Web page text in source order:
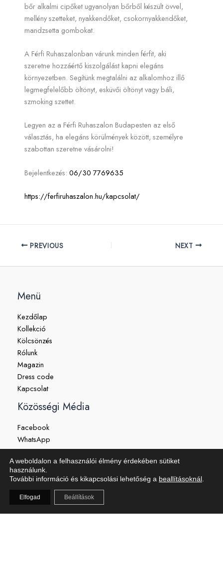
bőr alkalmi cipőket ugyanolyan bőrből készült övvel,
mellény szetteket, nyakkendőket, csokornyakkendőket,
mandzsetta gombokat.
A Férfi Ruhaszalonban várunk minden férfit, aki
szeretne hozzáértő kiszolgálást kapni elegáns
környezetben. Segítünk megtalálni az alkalomhoz illő
legmegfelelőbb öltönyt, esküvői öltönyt vagy báli,
szmoking szettet.
Legyen az a Férfi Ruhaszalon Budapesten az első
választás, ha elegáns körülmények között, személyre
szabottan szeretne vásárolni!
Bejelentkezés: 06/30 7769635
https://ferfiruhaszalon.hu/kapcsolat/
PREVIOUS NEXT
Menü
Kezdőlap
Kollekció
Kölcsönzés
Rólunk
Magazin
Dress code
Kapcsolat
Közösségi Média
Facebook
WhatsApp
Instagram
TikTok
YouTube
A weboldalon a felhasználói élmény érdekében sütiket
használunk.
További információ és kikapcsolási lehetőség a beallításoknál
Elfogad Beállítások